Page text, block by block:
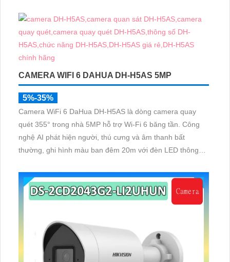
DMSS
CAMERA WIFI 6 DAHUA DH-H5AS 5MP
5%-35%
Camera WiFi 6 DaHua DH-H5AS là dòng camera quay
quét 355° trong nhà 5MP hỗ trợ Wi-Fi 6 băng tần. Công
nghệ AI phát hiện người, thú cưng và âm thanh bất
thường, ghi hình màu ban đêm 20m với đèn LED thông
ứng dụng DMSS,